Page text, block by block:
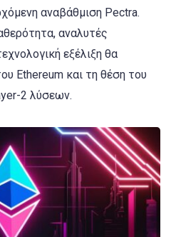
αναβάθμιση Pectra.
αναλυτές
εξέλιξη θα
Ethereum και τη θέση του
2 λύσεων.